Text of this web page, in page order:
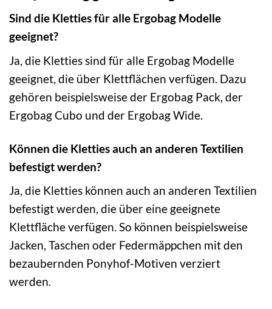
Sind die Kletties für alle Ergobag Modelle
geeignet?
Ja, die Kletties sind für alle Ergobag Modelle
geeignet, die über Klettflächen verfügen. Dazu
gehören beispielsweise der Ergobag Pack, der
Ergobag Cubo und der Ergobag Wide.
Können die Kletties auch an anderen Textilien
befestigt werden?
Ja, die Kletties können auch an anderen Textilien
befestigt werden, die über eine geeignete
Klettfläche verfügen. So können beispielsweise
Jacken, Taschen oder Federmäppchen mit den
bezaubernden Ponyhof-Motiven verziert
werden.